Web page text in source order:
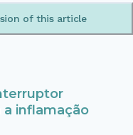
of this article
inflamação